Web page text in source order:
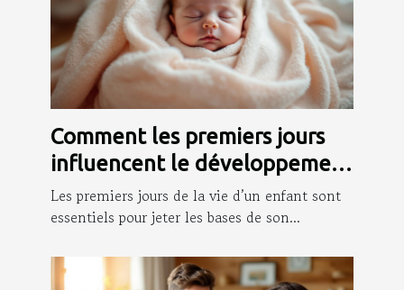
Comment les premiers jours
influencent le développement
infantile ?
Les premiers jours de la vie d’un enfant sont
essentiels pour jeter les bases de son...